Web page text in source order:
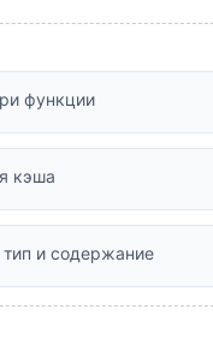
функции
кэша
и содержание